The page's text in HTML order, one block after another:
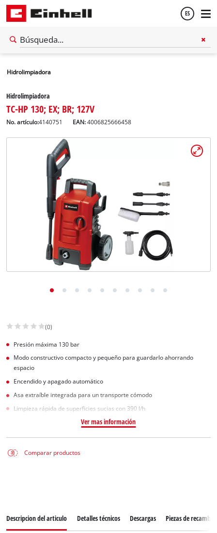
ES
Hidrolimpiadora
Hidrolimpiadora
TC-HP 130; EX; BR; 127V
No. artículo:4140751 EAN:4006825666458
(0)
Presión máxima 130 bar
Modo constructivo compacto y pequeño para guardarlo ahorrando
espacio
Encendido y apagado automático
Asa extraíble integrada para un transporte cómodo
Limpieza rápida de superficies sucias con 390 l/h
Ver mas información
Comparar productos
Descripcion del articulo Detalles técnicos Descargas Piezas de recambio